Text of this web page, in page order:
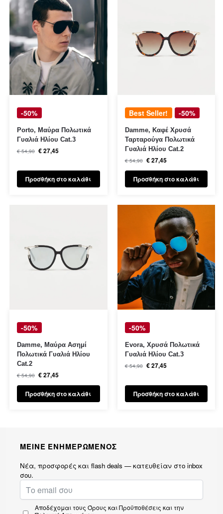
-50%
Porto, Μαύρα Πολωτικά
Γυαλιά Ηλίου Cat.3
€54,90 €27,45
Προσθήκη στο καλάθι
Best Seller! -50%
Damme, Καφέ Χρυσά
Ταρταρούγα Πολωτικά
Γυαλιά Ηλίου Cat.2
€54,90 €27,45
Προσθήκη στο καλάθι
-50%
Damme, Μαύρα Ασημί
Πολωτικά Γυαλιά Ηλίου
Cat.2
€54,90 €27,45
Προσθήκη στο καλάθι
-50%
Evora, Χρυσά Πολωτικά
Γυαλιά Ηλίου Cat.3
€54,90 €27,45
Προσθήκη στο καλάθι
ΜΕΙΝΕ ΕΝΗΜΕΡΩΜΕΝΟΣ
Νέα, προσφορές και flash deals — κατευθείαν στο inbox
σου.
Αποδέχομαι τους Όρους και Προϋποθέσεις και την